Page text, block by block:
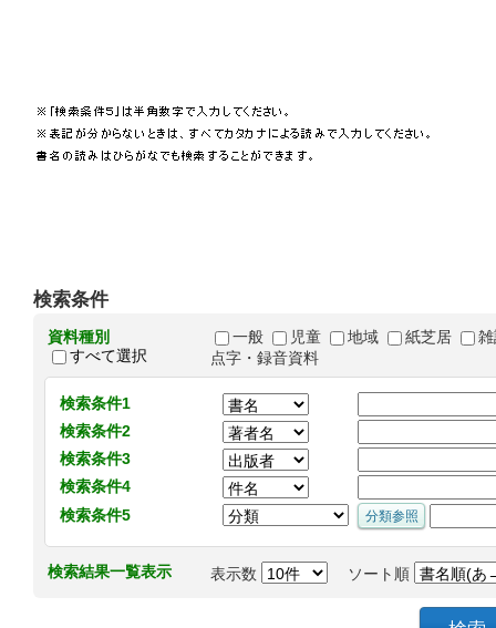
検索条件
資料種別
すべて選択
一般 児童 地域 紙芝居
点字・録音資料
検索条件1
検索条件2
検索条件3
検索条件4
検索条件5
検索結果一覧表示 表示数 ソート順